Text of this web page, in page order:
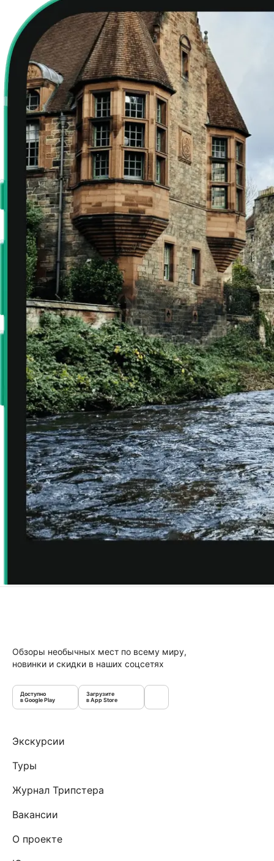
Обзоры необычных мест по всему миру,
новинки и скидки в наших соцсетях
Доступно
в Google Play
Загрузите
в App Store
Экскурсии
Туры
Журнал Трипстера
Вакансии
О проекте